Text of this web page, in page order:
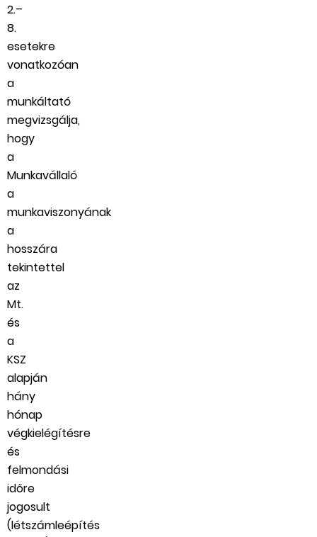
2.–
8.
esetekre
vonatkozóan
a
munkáltató
megvizsgálja,
hogy
a
Munkavállaló
a
munkaviszonyának
a
hosszára
tekintettel
az
Mt.
és
a
KSZ
alapján
hány
hónap
végkielégítésre
és
felmondási
időre
jogosult
(létszámleépítés